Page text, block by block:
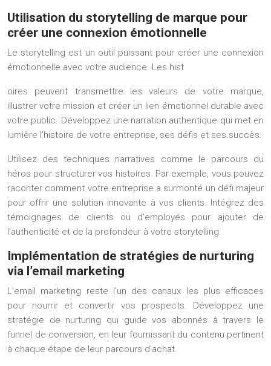
Utilisation du storytelling de marque pour
créer une connexion émotionnelle
Le storytelling est un outil puissant pour créer une connexion
émotionnelle avec votre audience. Les hist
oires peuvent transmettre les valeurs de votre marque,
illustrer votre mission et créer un lien émotionnel durable avec
votre public. Développez une narration authentique qui met en
lumière l’histoire de votre entreprise, ses défis et ses succès.
Utilisez des techniques narratives comme le parcours du
héros pour structurer vos histoires. Par exemple, vous pouvez
raconter comment votre entreprise a surmonté un défi majeur
pour offrir une solution innovante à vos clients. Intégrez des
témoignages de clients ou d’employés pour ajouter de
l’authenticité et de la profondeur à votre storytelling.
Implémentation de stratégies de nurturing
via l’email marketing
L’email marketing reste l’un des canaux les plus efficaces
pour nourrir et convertir vos prospects. Développez une
stratégie de nurturing qui guide vos abonnés à travers le
funnel de conversion, en leur fournissant du contenu pertinent
à chaque étape de leur parcours d’achat.